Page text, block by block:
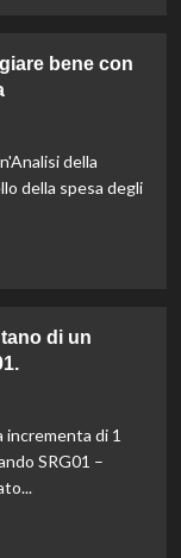
bene con
della
della spesa degli
di un
incrementa di 1
SRG01 –